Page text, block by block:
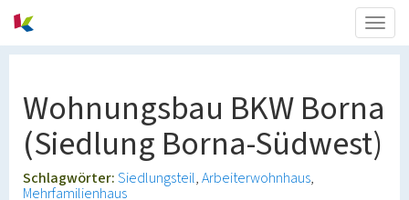
Wohnungsbau BKW Borna
(Siedlung Borna-Südwest)
Schlagwörter:Siedlungsteil Arbeiterwohnhaus
Mehrfamilienhaus